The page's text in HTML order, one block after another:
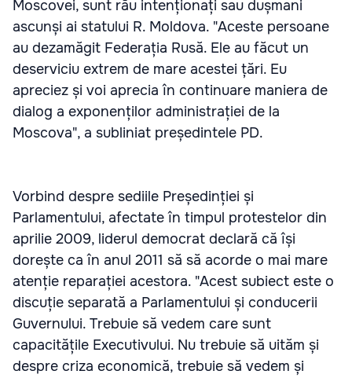
Moscovei, sunt rău intenționați sau dușmani
ascunși ai statului R. Moldova. "Aceste persoane
au dezamăgit Federația Rusă. Ele au făcut un
deserviciu extrem de mare acestei țări. Eu
apreciez și voi aprecia în continuare maniera de
dialog a exponenților administrației de la
Moscova", a subliniat președintele PD.
Vorbind despre sediile Președinției și
Parlamentului, afectate în timpul protestelor din
aprilie 2009, liderul democrat declară că își
dorește ca în anul 2011 să să acorde o mai mare
atenție reparației acestora. "Acest subiect este o
discuție separată a Parlamentului și conducerii
Guvernului. Trebuie să vedem care sunt
capacitățile Executivului. Nu trebuie să uităm și
despre criza economică, trebuie să vedem și